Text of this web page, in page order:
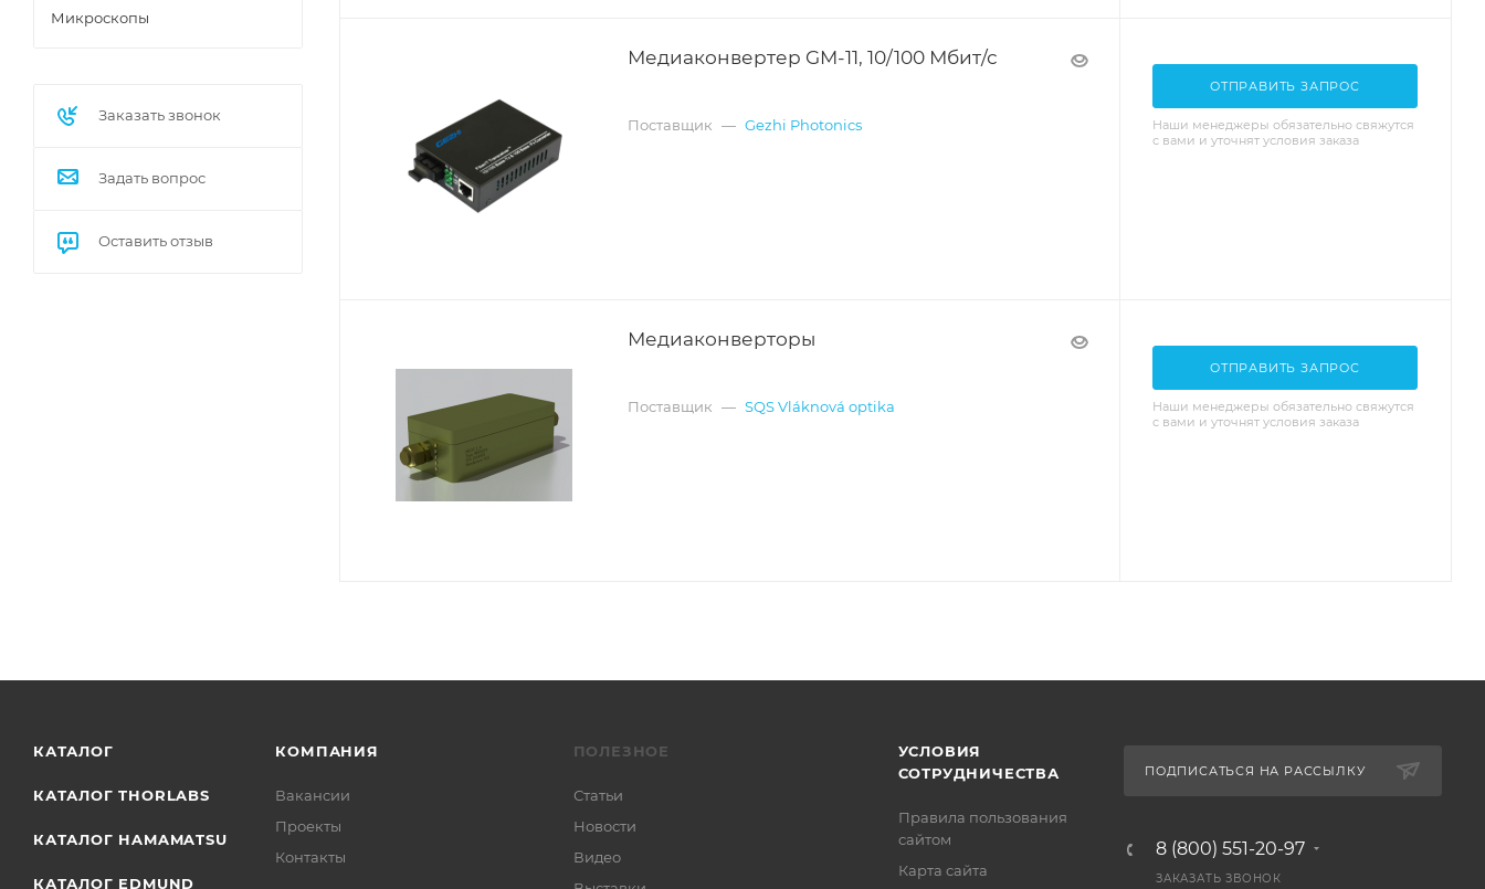
Медиаконвертер GM-11, 10/100 Мбит/с
Поставщик — Gezhi Photonics
ОТПРАВИТЬ ЗАПРОС
Наши менеджеры обязательно свяжутся
с вами и уточнят условия заказа
Медиаконверторы
Поставщик — SQS Vláknová optika
ОТПРАВИТЬ ЗАПРОС
Наши менеджеры обязательно свяжутся
с вами и уточнят условия заказа
Микроскопы
Заказать звонок
Задать вопрос
Оставить отзыв
КАТАЛОГ
КАТАЛОГ THORLABS
КАТАЛОГ HAMAMATSU
КАТАЛОГ EDMUND
КОМПАНИЯ
Вакансии
Проекты
Контакты
ПОЛЕЗНОЕ
Статьи
Новости
Видео
УСЛОВИЯ
СОТРУДНИЧЕСТВА
Правила пользования
сайтом
Карта сайта
ПОДПИСАТЬСЯ НА РАССЫЛКУ
8 (800) 551-20-97
ЗАКАЗАТЬ ЗВОНОК